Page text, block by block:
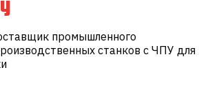
промышленного
станков с ЧПУ для